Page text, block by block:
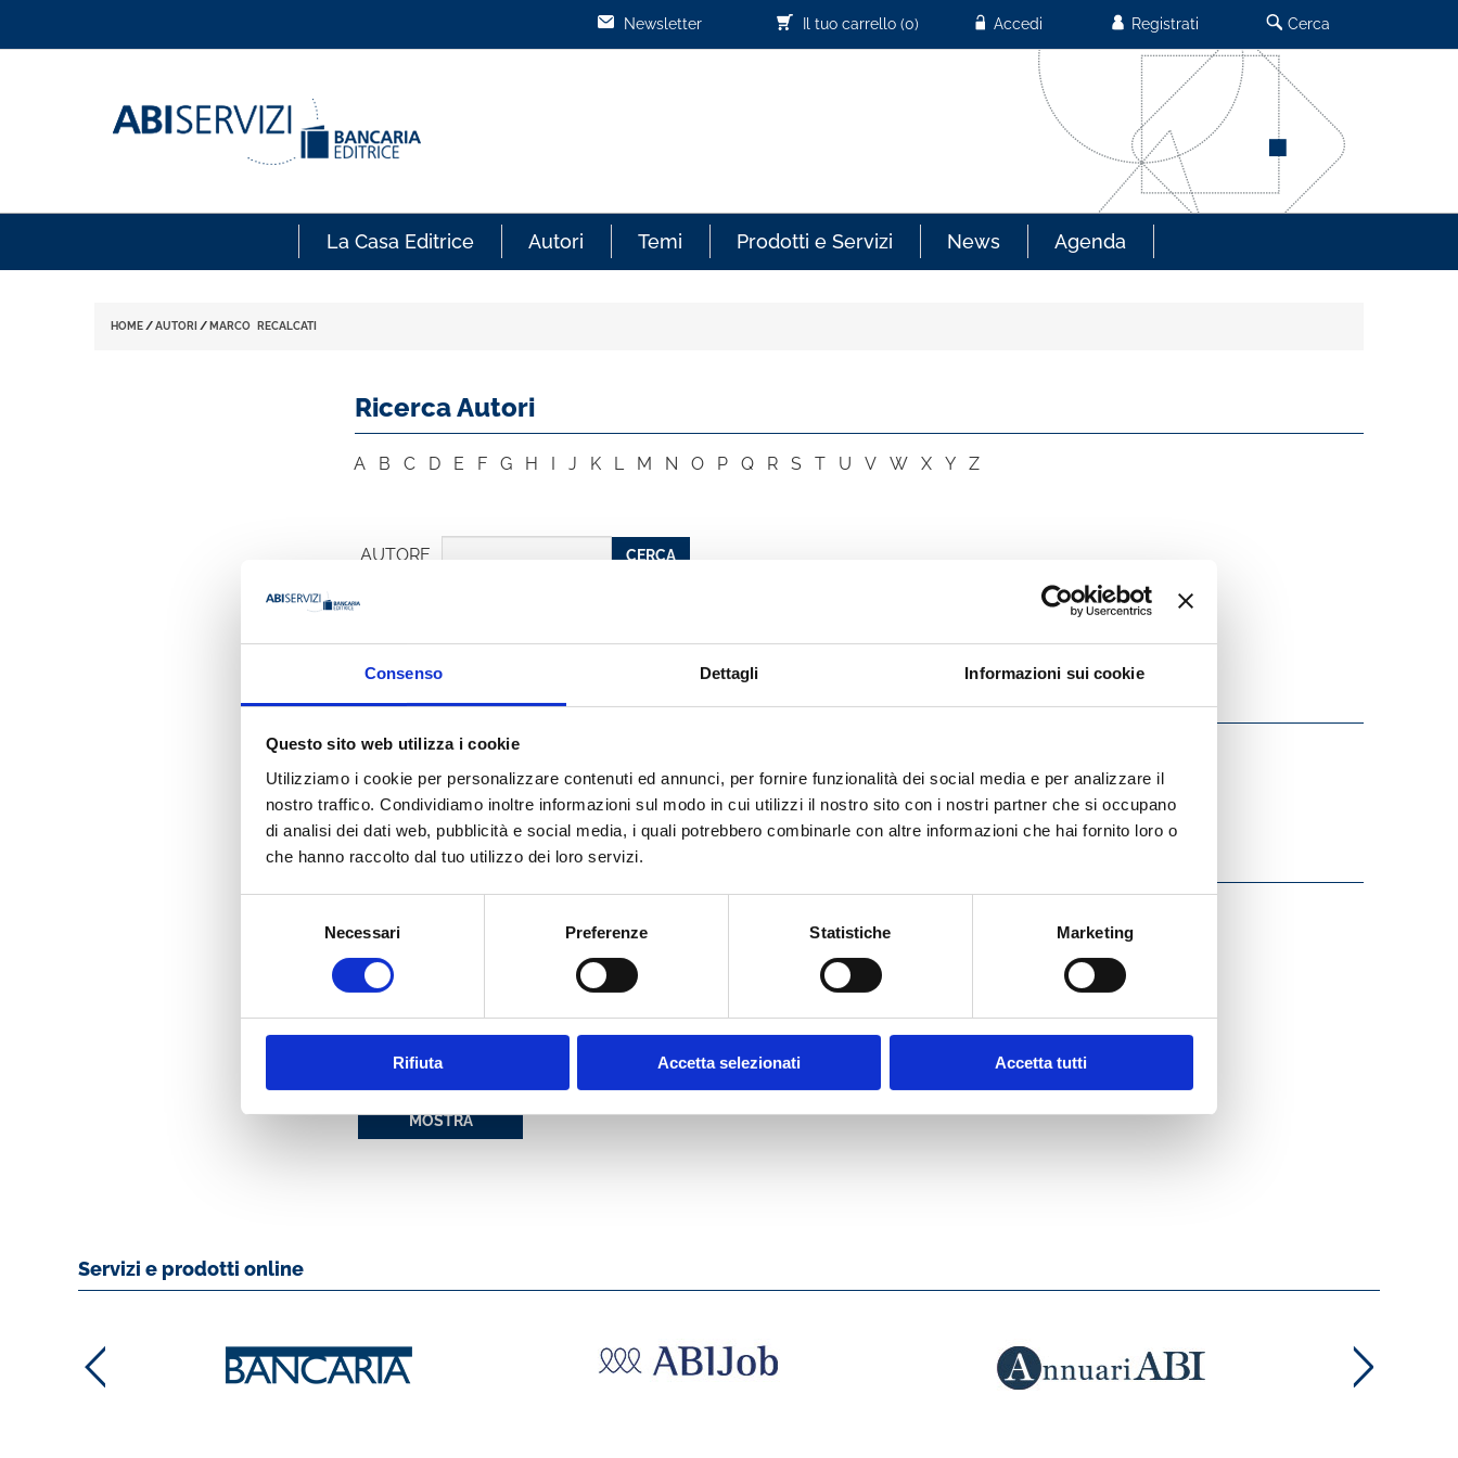
Consenso Dettagli Informazioni sui cookie
Questo sito web utilizza i cookie
Utilizziamo i cookie per personalizzare contenuti ed annunci, per fornire funzionalità dei social media e per analizzare il
nostro traffico. Condividiamo inoltre informazioni sul modo in cui utilizzi il nostro sito con i nostri partner che si occupano
di analisi dei dati web, pubblicità e social media, i quali potrebbero combinarle con altre informazioni che hai fornito loro o
che hanno raccolto dal tuo utilizzo dei loro servizi.
Necessari Preferenze Statistiche Marketing
Rifiuta Accetta selezionati Accetta tutti
Cerca
Registrati
Accedi
Il tuo carrello (0)
Newsletter
La Casa Editrice Autori Temi Prodotti e Servizi News Agenda
HOME /AUTORI / MARCO RECALCATI
Ricerca Autori
A B C D E F G H I J K L M N O P Q R S T U V W X Y Z
AUTORE CERCA
Marco Recalcati
Organizzazione
Ha pubblicato con noi
BANCA & IMPRESA &
CONVENTION ABI DEL
MOSTRA
Servizi e prodotti online